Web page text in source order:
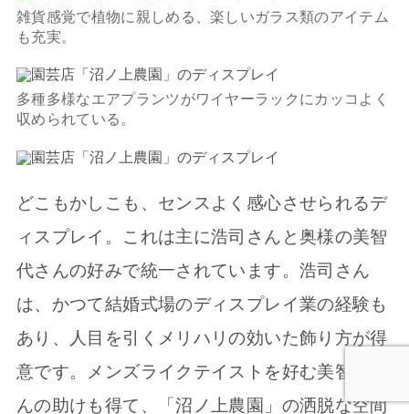
雑貨感覚で植物に親しめる、楽しいガラス類のアイテム
も充実。
多種多様なエアプランツがワイヤーラックにカッコよく
収められている。
どこもかしこも、センスよく感心させられるデ
ィスプレイ。これは主に浩司さんと奥様の美智
代さんの好みで統一されています。浩司さん
は、かつて結婚式場のディスプレイ業の経験も
あり、人目を引くメリハリの効いた飾り方が得
意です。メンズライクテイストを好む美智代さ
んの助けも得て、「沼ノ上農園」の洒脱な空間